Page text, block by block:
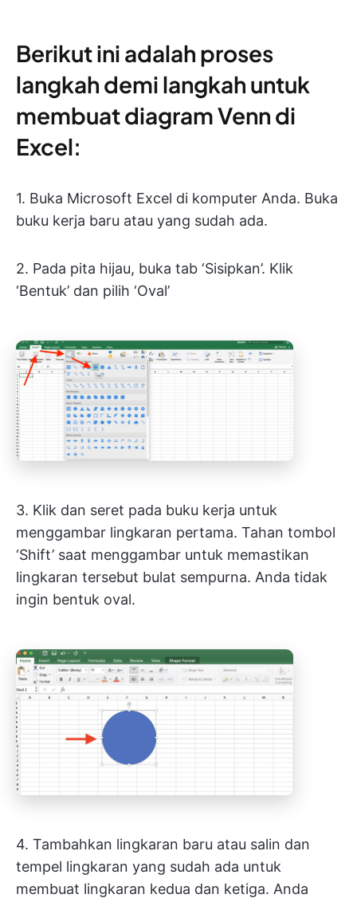
Berikut ini adalah proses
langkah demi langkah untuk
membuat diagram Venn di
Excel:
1. Buka Microsoft Excel di komputer Anda. Buka
buku kerja baru atau yang sudah ada.
2. Pada pita hijau, buka tab ‘Sisipkan’. Klik
‘Bentuk’ dan pilih ‘Oval’
3. Klik dan seret pada buku kerja untuk
menggambar lingkaran pertama. Tahan tombol
‘Shift’ saat menggambar untuk memastikan
lingkaran tersebut bulat sempurna. Anda tidak
ingin bentuk oval.
4. Tambahkan lingkaran baru atau salin dan
tempel lingkaran yang sudah ada untuk
membuat lingkaran kedua dan ketiga. Anda